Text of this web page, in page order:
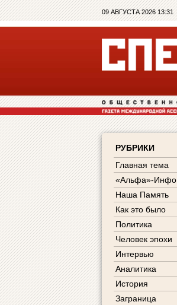
09 АВГУСТА 2026 13:31
РУБРИКИ
Главная тема
«Альфа»-Инфо
Наша Память
Как это было
Политика
Человек эпохи
Интервью
Аналитика
История
Заграница